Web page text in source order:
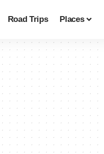
Road Trips Places